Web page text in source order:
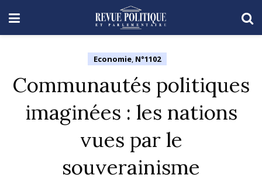
Economie, N°1102
Communautés politiques
imaginées : les nations
vues par le
souverainisme